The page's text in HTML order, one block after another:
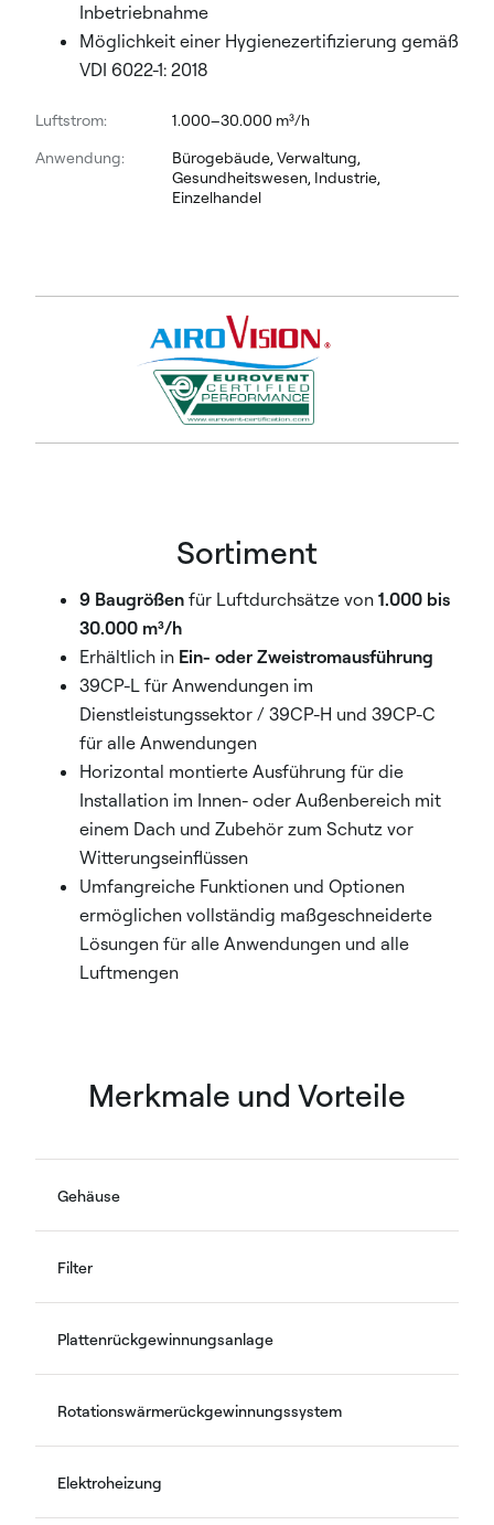
Inbetriebnahme
Möglichkeit einer Hygienezertifizierung gemäß
VDI 6022-1: 2018
Luftstrom:
1.000–30.000 m³/h
Anwendung:
Bürogebäude, Verwaltung,
Gesundheitswesen, Industrie,
Einzelhandel
Sortiment
9 Baugrößen für Luftdurchsätze von 1.000 bis
30.000 m³/h
Erhältlich in Ein- oder Zweistromausführung
39CP-L für Anwendungen im
Dienstleistungssektor / 39CP-H und 39CP-C
für alle Anwendungen
Horizontal montierte Ausführung für die
Installation im Innen- oder Außenbereich mit
einem Dach und Zubehör zum Schutz vor
Witterungseinflüssen
Umfangreiche Funktionen und Optionen
ermöglichen vollständig maßgeschneiderte
Lösungen für alle Anwendungen und alle
Luftmengen
Merkmale und Vorteile
Gehäuse
Filter
Plattenrückgewinnungsanlage
Rotationswärmerückgewinnungssystem
Elektroheizung